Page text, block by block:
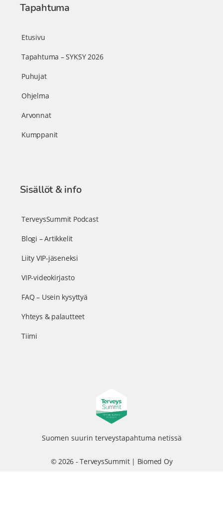
Tapahtuma
Etusivu
Tapahtuma – SYKSY 2026
Puhujat
Ohjelma
Arvonnat
Kumppanit
Sisällöt & info
TerveysSummit Podcast
Blogi – Artikkelit
Liity VIP-jäseneksi
VIP-videokirjasto
FAQ – Usein kysyttyä
Yhteys & palautteet
Tiimi
Suomen suurin terveystapahtuma netissä
© 2026 - TerveysSummit | Biomed Oy